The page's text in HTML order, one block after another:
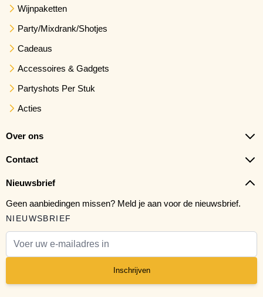
Wijnpaketten
Party/Mixdrank/Shotjes
Cadeaus
Accessoires & Gadgets
Partyshots Per Stuk
Acties
Over ons
Contact
Nieuwsbrief
Geen aanbiedingen missen? Meld je aan voor de nieuwsbrief.
NIEUWSBRIEF
Inschrijven